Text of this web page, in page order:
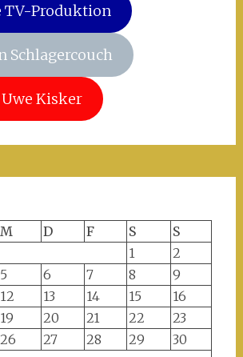
TV-Produktion
Schlagercouch
Kisker
M D F S
S
1
2
5 6 7 8
9
12 13 14 15
16
19 20 21 22
23
26 27 28 29
30